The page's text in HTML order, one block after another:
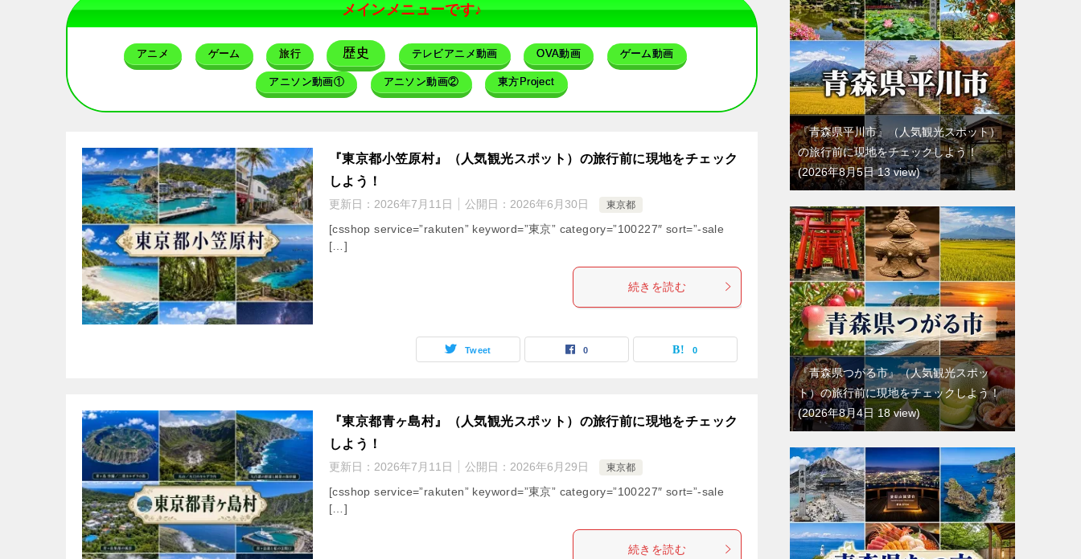
メインメニューです♪
アニメ ゲーム 旅行 歴史 テレビアニメ動画 OVA動画 ゲーム動画
アニソン動画① アニソン動画② 東方Project
『東京都小笠原村』（人気観光スポット）の旅行前に現地をチェック
しよう！
更新日： 2026年7月11日 公開日： 2026年6月30日 東京都
[csshop service=”rakuten” keyword=”東京” category=”100227″ sort=”-sale
[…]
続きを読む
Tweet 0 0
『東京都青ヶ島村』（人気観光スポット）の旅行前に現地をチェック
しよう！
更新日： 2026年7月11日 公開日： 2026年6月29日 東京都
[csshop service=”rakuten” keyword=”東京” category=”100227″ sort=”-sale
[…]
続きを読む
『青森県平川市』（人気観光スポット）
の旅行前に現地をチェックしよう！
2026年8月5日 13 view
『青森県つがる市』（人気観光スポッ
ト）の旅行前に現地をチェックしよう！
2026年8月4日 18 view